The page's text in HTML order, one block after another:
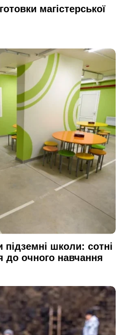
магістерської
підземні школи: сотні
до очного навчання